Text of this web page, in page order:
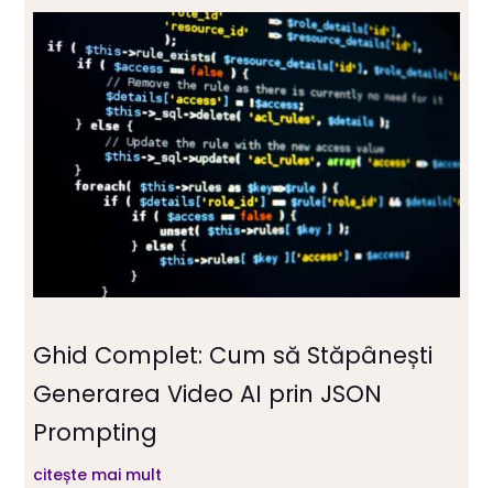
Ghid Complet: Cum să Stăpânești
Generarea Video AI prin JSON
Prompting
citește mai mult